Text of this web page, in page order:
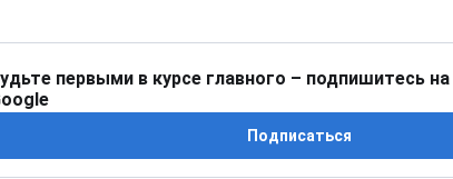
первыми в курсе главного – подпишитесь на
Подписаться